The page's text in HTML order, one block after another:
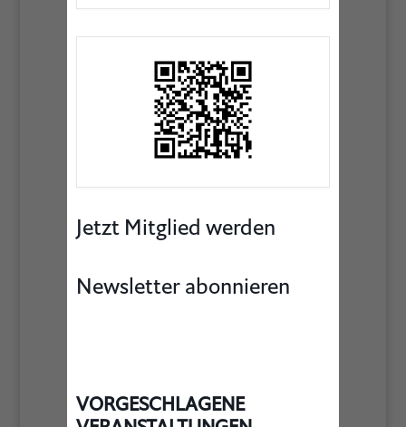
Jetzt Mitglied werden
Newsletter abonnieren
VORGESCHLAGENE